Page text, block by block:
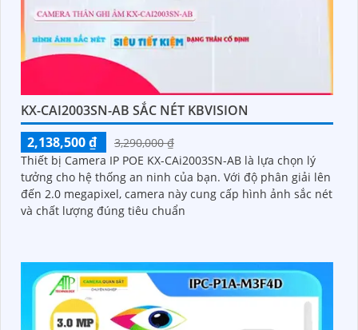
KX-CAI2003SN-AB SẮC NÉT KBVISION
2,138,500 ₫
3,290,000 ₫
Thiết bị Camera IP POE KX-CAi2003SN-AB là lựa chọn lý
tưởng cho hệ thống an ninh của bạn. Với độ phân giải lên
đến 2.0 megapixel, camera này cung cấp hình ảnh sắc nét
và chất lượng đúng tiêu chuẩn